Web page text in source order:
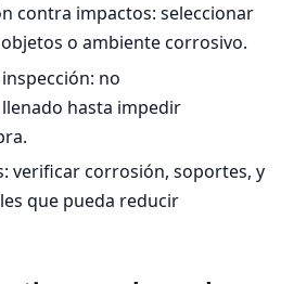
contra impactos: seleccionar
o ambiente corrosivo.
no
hasta impedir
verificar corrosión, soportes, y
que pueda reducir